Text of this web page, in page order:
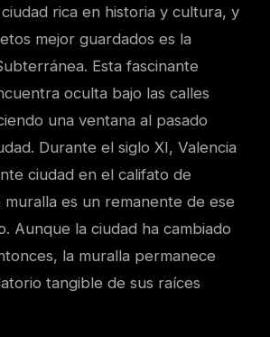
rica en historia y cultura, y
mejor guardados es la
Esta fascinante
oculta bajo las calles
una ventana al pasado
Durante el siglo XI, Valencia
ciudad en el califato de
es un remanente de ese
Aunque la ciudad ha cambiado
la muralla permanece
tangible de sus raíces